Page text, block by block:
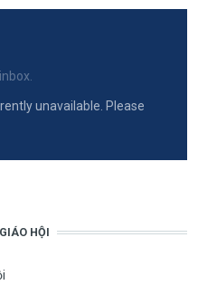
unavailable. Please
HỘI